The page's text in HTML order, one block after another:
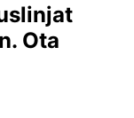
Ota